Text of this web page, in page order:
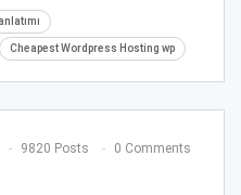
Cheapest Wordpress Hosting wp
9820 Posts 0 Comments